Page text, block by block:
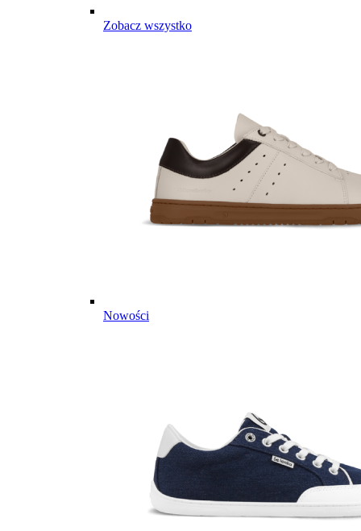
Zobacz wszystko
Nowości